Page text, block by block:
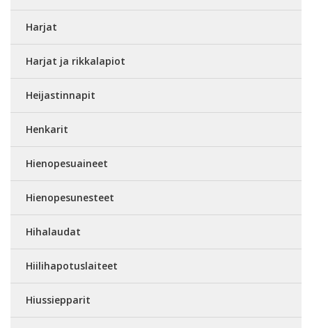
Harjat
Harjat ja rikkalapiot
Heijastinnapit
Henkarit
Hienopesuaineet
Hienopesunesteet
Hihalaudat
Hiilihapotuslaiteet
Hiussiepparit